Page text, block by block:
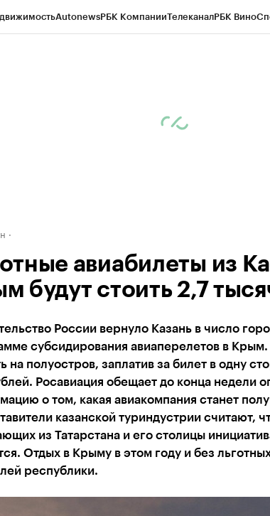
AutonewsРБК КомпанииТелеканалРБК Вино
авиабилеты из
будут стоить 2,7
России вернуло Казань в число
субсидирования авиаперелетов в
на полуостров, заплатив за билет в одну
Росавиация обещает до конца недели
о том, какая авиакомпания станет
казанской туриндустрии считают,
из Татарстана и его столицы
Отдых в Крыму в этом году и без
республики.